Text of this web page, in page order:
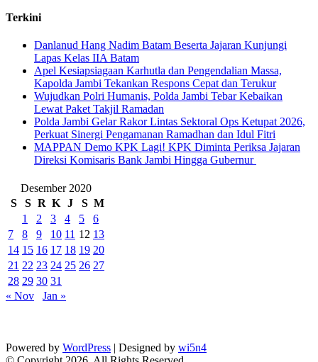
Terkini
Danlanud Hang Nadim Batam Beserta Jajaran Kunjungi
Lapas Kelas IIA Batam
Apel Kesiapsiagaan Karhutla dan Pengendalian Massa,
Kapolda Jambi Tekankan Respons Cepat dan Terukur
Wujudkan Polri Humanis, Polda Jambi Tebar Kebaikan
Lewat Paket Takjil Ramadan
Polda Jambi Gelar Rakor Lintas Sektoral Ops Ketupat 2026,
Perkuat Sinergi Pengamanan Ramadhan dan Idul Fitri
‎MAPPAN Demo KPK Lagi! KPK Diminta Periksa Jajaran
Direksi Komisaris Bank Jambi Hingga Gubernur ‎
Desember 2020
S
S R K J S M
1
2 3 4 5
6
7
8 9 10 11 12 13
14 15 16 17 18 19 20
21 22 23 24 25 26 27
28 29 30 31
« Nov
Jan »
Powered by WordPress | Designed by wi5n4